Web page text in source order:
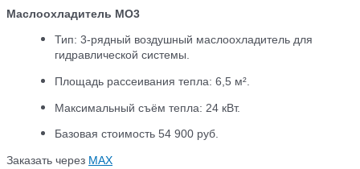
Маслоохладитель МО3
Тип: 3‑рядный воздушный маслоохладитель для
гидравлической системы.
Площадь рассеивания тепла: 6,5 м².
Максимальный съём тепла: 24 кВт.
Базовая стоимость 54 900 руб.
Заказать через МАХ